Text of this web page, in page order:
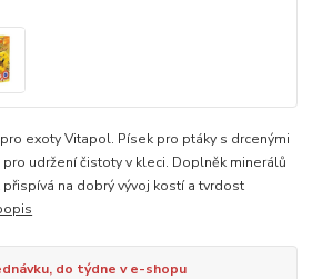
exoty Vitapol. Písek pro ptáky s drcenými
udržení čistoty v kleci. Doplněk minerálů
na dobrý vývoj kostí a tvrdost
do týdne v e-shopu